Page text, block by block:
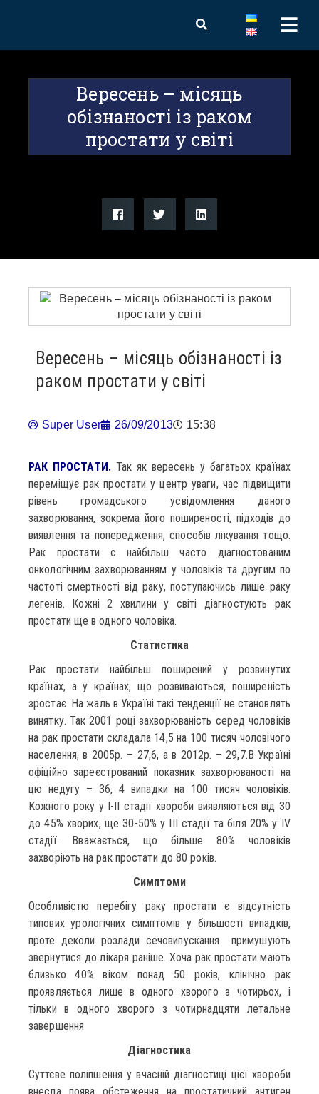
Вересень – місяць
обізнаності із раком
простати у світі
Вересень – місяць обізнаності із
раком простати у світі
Super User 26/09/2013 15:38
РАК ПРОСТАТИ.Так як вересень у багатьох країнах
переміщує рак простати у центр уваги, час підвищити
рівень громадського усвідомлення даного
захворювання, зокрема його поширеності, підходів до
виявлення та попередження, способів лікування тощо.
Рак простати є найбільш часто діагностованим
онкологічним захворюванням у чоловіків та другим по
частоті смертності від раку, поступаючись лише раку
легенів. Кожні 2 хвилини у світі діагностують рак
простати ще в одного чоловіка.
Статистика
Рак простати найбільш поширений у розвинутих
країнах, а у країнах, що розвиваються, поширеність
зростає. На жаль в Україні такі тенденції не становлять
винятку. Так 2001 році захворюваність серед чоловіків
на рак простати складала 14,5 на 100 тисяч чоловічого
населення, в 2005р. – 27,6, а в 2012р. – 29,7.В Україні
офіційно зареєстрований показник захворюваності на
цю недугу – 36, 4 випадки на 100 тисяч чоловіків.
Кожного року у І-ІІ стадії хвороби виявляються від 30
до 45% хворих, ще 30-50% у ІІІ стадії та біля 20% у IV
стадії. Вважається, що більше 80% чоловіків
захворіють на рак простати до 80 років.
Симптоми
Особливістю перебігу раку простати є відсутність
типових урологічних симптомів у більшості випадків,
проте деколи розлади сечовипускання примушують
звернутися до лікаря раніше. Хоча рак простати мають
близько 40% віком понад 50 років, клінічно рак
проявляється лише в одного хворого з чотирьох, і
тільки в одного хворого з чотирнадцяти летальне
завершення
Діагностика
Суттєве поліпшення у вчасній діагностиці цієї хвороби